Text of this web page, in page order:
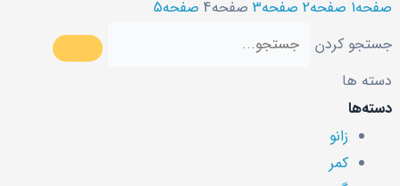
صفحه1 صفحه2 صفحه3 صفحه4 صفحه5
جستجو کردن
دسته ها
دسته‌ها
زانو
کمر